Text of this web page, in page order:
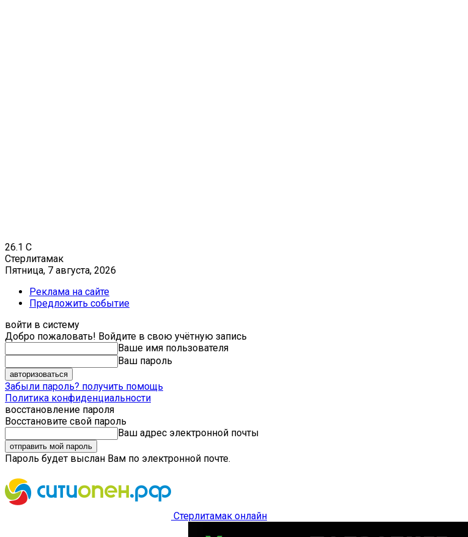
26.1 C
Стерлитамак
Пятница, 7 августа, 2026
Реклама на сайте
Предложить событие
войти в систему
Добро пожаловать! Войдите в свою учётную запись
Ваше имя пользователя
Ваш пароль
Забыли пароль? получить помощь
Политика конфиденциальности
восстановление пароля
Восстановите свой пароль
Ваш адрес электронной почты
Пароль будет выслан Вам по электронной почте.
Стерлитамак онлайн